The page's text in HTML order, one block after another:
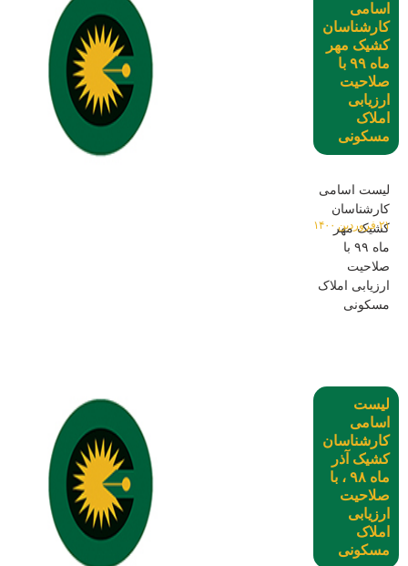
اسامی
کارشناسان
کشیک مهر
ماه ۹۹ با
صلاحیت
ارزیابی
املاک
مسکونی
۲۱ فروردین ۱۴۰۰
لیست اسامی
کارشناسان
کشیک مهر
ماه ۹۹ با
صلاحیت
ارزیابی املاک
مسکونی
لیست
اسامی
کارشناسان
کشیک آذر
ماه ۹۸ ، با
صلاحیت
ارزیابی
املاک
مسکونی